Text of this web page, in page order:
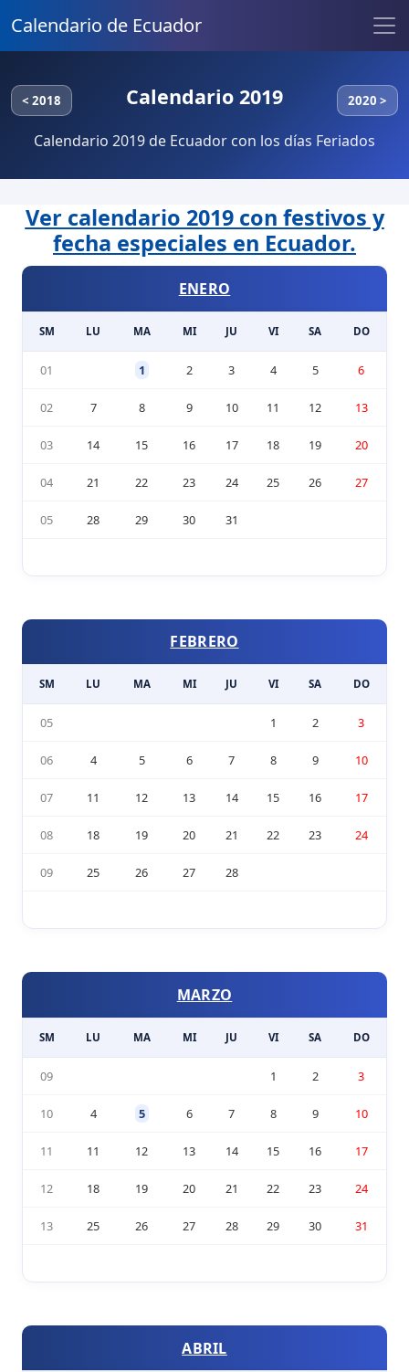
Calendario de Ecuador
< 2018 Calendario 2019 2020 >
Calendario 2019 de Ecuador con los días Feriados
Ver calendario 2019 con festivos y
fecha especiales en Ecuador.
ENERO
SM LU MA MI JU VI SA DO
01 1 2 3 4 5 6
02 7 8 9 10 11 12 13
03 14 15 16 17 18 19 20
04 21 22 23 24 25 26 27
05 28 29 30 31
FEBRERO
SM LU MA MI JU VI SA DO
05 1 2 3
06 4 5 6 7 8 9 10
07 11 12 13 14 15 16 17
08 18 19 20 21 22 23 24
09 25 26 27 28
MARZO
SM LU MA MI JU VI SA DO
09 1 2 3
10 4 5 6 7 8 9 10
11 11 12 13 14 15 16 17
12 18 19 20 21 22 23 24
13 25 26 27 28 29 30 31
ABRIL